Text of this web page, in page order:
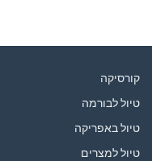
קורסיקה
טיול לבורמה
טיול באפריקה
טיול למצרים